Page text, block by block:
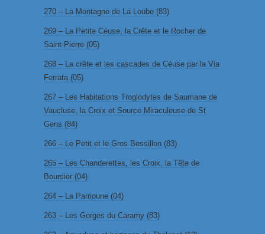
270 – La Montagne de La Loube (83)
269 – La Petite Céuse, la Crête et le Rocher de
Saint-Pierre (05)
268 – La crête et les cascades de Céuse par la Via
Ferrata (05)
267 – Les Habitations Troglodytes de Saumane de
Vaucluse, la Croix et Source Miraculeuse de St
Gens (84)
266 – Le Petit et le Gros Bessillon (83)
265 – Les Chanderettes, les Croix, la Tête de
Boursier (04)
264 – La Parrioune (04)
263 – Les Gorges du Caramy (83)